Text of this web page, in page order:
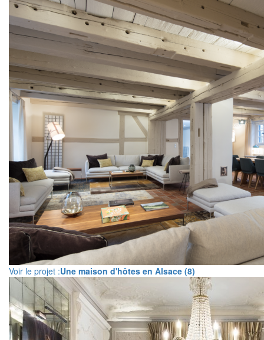
Voir le projet :Une maison d'hôtes en Alsace (8)